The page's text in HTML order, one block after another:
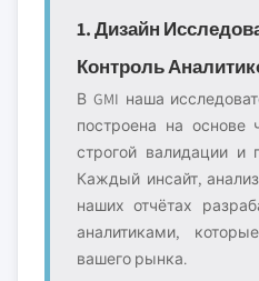
1. Дизайн
Контроль
В GMI наша
построена на основе
строгой валидации и
Каждый инсайт,
наших отчётах
аналитиками,
вашего рынка.